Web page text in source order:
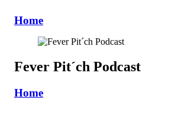
Home
Fever Pit´ch Podcast
Home